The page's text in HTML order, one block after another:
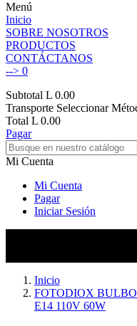
Menú
Inicio
SOBRE NOSOTROS
PRODUCTOS
CONTÁCTANOS
--> 0
Subtotal L 0.00
Transporte Seleccionar
Total L 0.00
Pagar
Mi Cuenta
Mi Cuenta
Pagar
Iniciar Sesión
Inicio
FOTODIOX
E14 110V 60W